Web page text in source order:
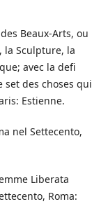
Beaux-Arts, ou
la Sculpture, la
avec la defi
set des choses qui
Estienne.
nel Settecento,
Liberata
Roma: